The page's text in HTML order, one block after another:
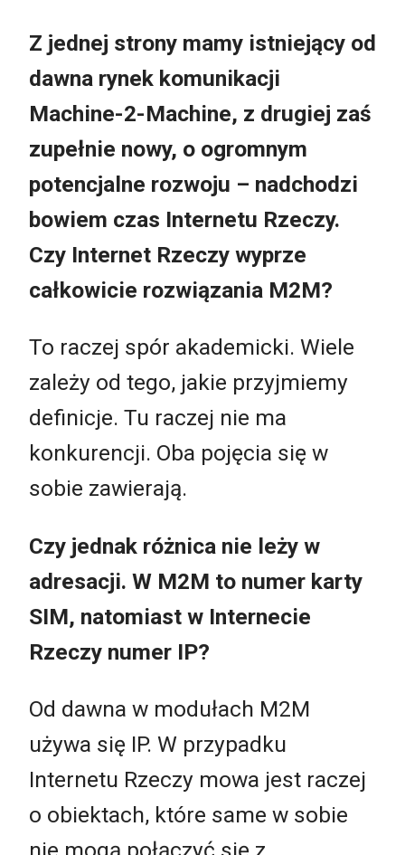
Z jednej strony mamy istniejący od
dawna rynek komunikacji
Machine-2-Machine, z drugiej zaś
zupełnie nowy, o ogromnym
potencjalne rozwoju – nadchodzi
bowiem czas Internetu Rzeczy.
Czy Internet Rzeczy wyprze
całkowicie rozwiązania M2M?
To raczej spór akademicki. Wiele
zależy od tego, jakie przyjmiemy
definicje. Tu raczej nie ma
konkurencji. Oba pojęcia się w
sobie zawierają.
Czy jednak różnica nie leży w
adresacji. W M2M to numer karty
SIM, natomiast w Internecie
Rzeczy numer IP?
Od dawna w modułach M2M
używa się IP. W przypadku
Internetu Rzeczy mowa jest raczej
o obiektach, które same w sobie